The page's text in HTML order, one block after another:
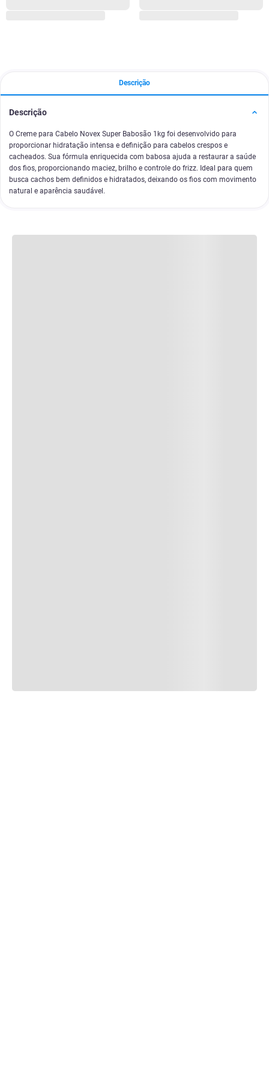
Descrição
Descrição
O Creme para Cabelo Novex Super Babosão 1kg foi desenvolvido para
proporcionar hidratação intensa e definição para cabelos crespos e
cacheados. Sua fórmula enriquecida com babosa ajuda a restaurar a saúde
dos fios, proporcionando maciez, brilho e controle do frizz. Ideal para quem
busca cachos bem definidos e hidratados, deixando os fios com movimento
natural e aparência saudável.